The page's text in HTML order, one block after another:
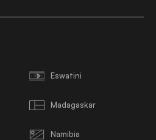
Eswatini
Madagaskar
Namibia